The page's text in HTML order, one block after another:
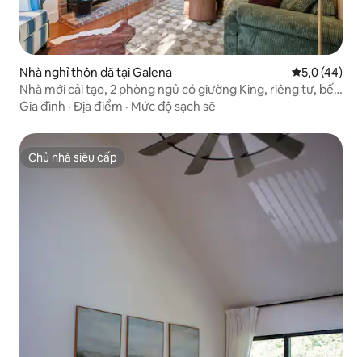
Nhà nghỉ thôn dã tại Galena Xếp hạng
5,0 (44)
Nhà mới cải tạo, 2 phòng ngủ có giường King, riêng tư, bếp
đốt lửa trại, hồ bơi
Gia đình · Địa điểm · Mức độ sạch sẽ
Chủ nhà siêu cấp
Chủ nhà siêu cấp